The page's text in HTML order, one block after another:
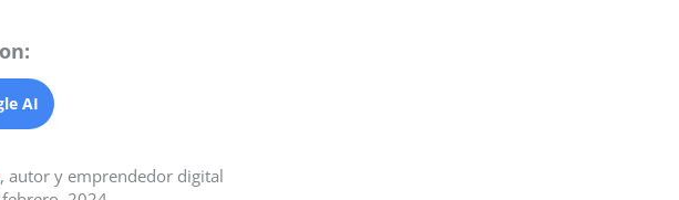
AI
, autor y emprendedor digital